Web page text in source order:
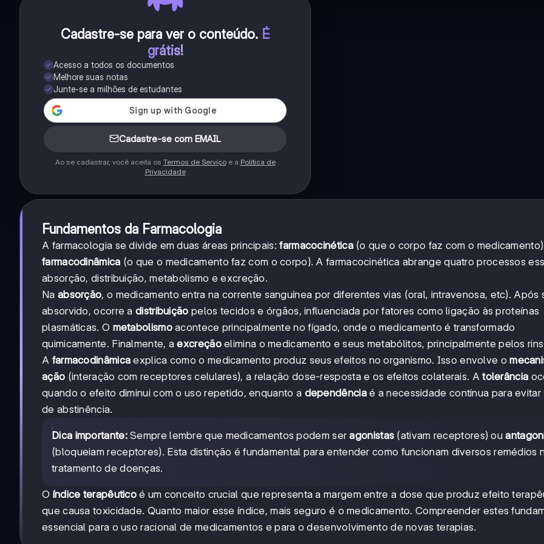
Cadastre-se para ver o conteúdo. É
grátis!
Acesso a todos os documentos
Melhore suas notas
Junte-se a milhões de estudantes
Cadastre-se com EMAIL
Ao se cadastrar, você aceita os Termos de Serviçoe a Política de
Privacidade
Fundamentos da Farmacologia
A farmacologia se divide em duas áreas principais:farmacocinética(o que o corpo faz com o
farmacodinâmica (o que o medicamento faz com o corpo). A farmacocinética abrange quatro processos
absorção, distribuição, metabolismo e excreção.
Na absorção, o medicamento entra na corrente sanguínea por diferentes vias (oral, intravenosa, etc). Após
absorvido, ocorre adistribuição pelos tecidos e órgãos, influenciada por fatores como ligação às proteínas
plasmáticas. O metabolismoacontece principalmente no fígado, onde o medicamento é transformado
quimicamente. Finalmente, aexcreçãoelimina o medicamento e seus metabólitos, principalmente pelos
A farmacodinâmica explica como o medicamento produz seus efeitos no organismo. Isso envolve o
ação (interação com receptores celulares), a relação dose-resposta e os efeitos colaterais. Atolerância
quando o efeito diminui com o uso repetido, enquanto a dependênciaé a necessidade contínua para evitar
de abstinência.
Dica importante:Sempre lembre que medicamentos podem seragonistas (ativam receptores) ou
(bloqueiam receptores). Esta distinção é fundamental para entender como funcionam diversos remédios
tratamento de doenças.
O índice terapêutico é um conceito crucial que representa a margem entre a dose que produz efeito
que causa toxicidade. Quanto maior esse índice, mais seguro é o medicamento. Compreender estes
essencial para o uso racional de medicamentos e para o desenvolvimento de novas terapias.